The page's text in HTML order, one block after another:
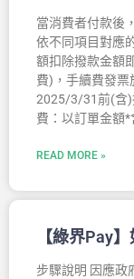
當消費者付款後
依不同項目對應
額扣除撥款金額
費)，手續費發票
2025/3/31前(含)
費：以訂單金額*
READ MORE »
【綠界Pay
步驟說明 因應政